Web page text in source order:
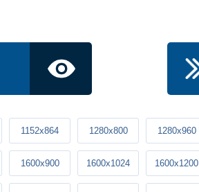
1152x864 1280x800 1280x960
1600x900 1600x1024 1600x1200